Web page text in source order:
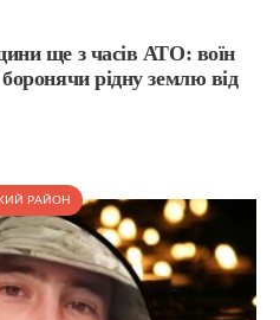
ще з часів АТО: воїн
рідну землю від
РАЙОН